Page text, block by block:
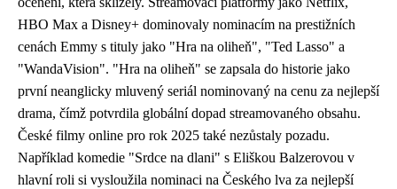
HBO Max a Disney+ dominovaly nominacím na prestižních
cenách Emmy s tituly jako "Hra na oliheň", "Ted Lasso" a
"WandaVision". "Hra na oliheň" se zapsala do historie jako
první neanglicky mluvený seriál nominovaný na cenu za nejlepší
drama, čímž potvrdila globální dopad streamovaného obsahu.
České filmy online pro rok 2025 také nezůstaly pozadu.
Například komedie "Srdce na dlani" s Eliškou Balzerovou v
hlavní roli si vysloužila nominaci na Českého lva za nejlepší